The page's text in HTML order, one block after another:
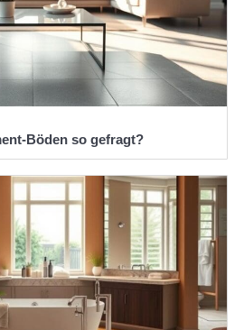
Böden so gefragt?